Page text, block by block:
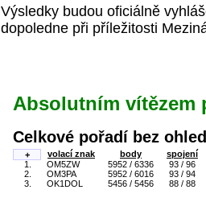
Výsledky budou oficiálně
dopoledne při příležitosti
Absolutním vítězem
Celkové pořadí bez
+ volací znak body
spojení
1.
OM5ZW 5952 / 6336
93 / 96
2.
OM3PA 5952 / 6016
93 / 94
3.
OK1DOL 5456 / 5456 88 / 88